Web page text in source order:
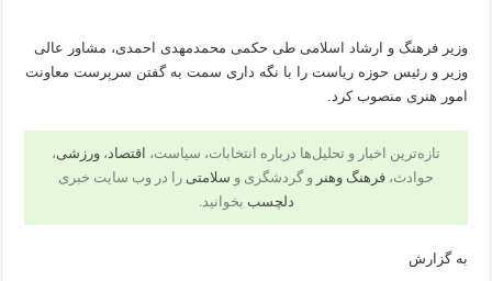
وزیر فرهنگ و ارشاد اسلامی طی حکمی محمدمهدی احمدی، مشاور عالی
وزیر و رئیس حوزه ریاست را با نگه داری سمت به گفتن سرپرست معاونت
امور هنری منصوب کرد.
تازه‌ترین اخبار و تحلیل‌ها درباره انتخابات، سیاست، اقتصاد، ورزشی،
حوادث، فرهنگ وهنر و گردشگری و سلامتی را در وب سایت خبری
دلچسب بخوانید.
به گزارش